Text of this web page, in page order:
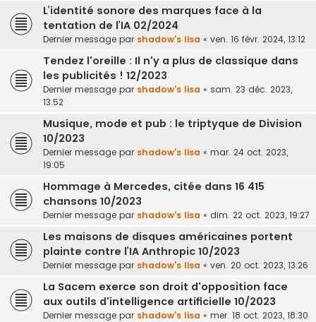
L’identité sonore des marques face à la
tentation de l’IA 02/2024
Dernier message par shadow's lisa « ven. 16 févr. 2024, 13:12
Tendez l'oreille : Il n'y a plus de classique dans
les publicités ! 12/2023
Dernier message par shadow's lisa « sam. 23 déc. 2023,
13:52
Musique, mode et pub : le triptyque de Division
10/2023
Dernier message par shadow's lisa « mar. 24 oct. 2023,
19:05
Hommage à Mercedes, citée dans 16 415
chansons 10/2023
Dernier message par shadow's lisa « dim. 22 oct. 2023, 19:27
Les maisons de disques américaines portent
plainte contre l’IA Anthropic 10/2023
Dernier message par shadow's lisa « ven. 20 oct. 2023, 13:26
La Sacem exerce son droit d'opposition face
aux outils d'intelligence artificielle 10/2023
Dernier message par shadow's lisa « mer. 18 oct. 2023, 18:30